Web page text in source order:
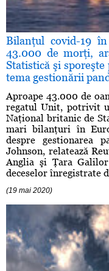
Bilanţul covid-19
43.000 de morţi,
Statistică şi
tema gestionării
Aproape 43.000 de
regatul Unit, potrivit
Naţional britanic de
mari bilanţuri în
despre gestionarea
Johnson, relatează
Anglia şi Ţara
deceselor înregistrate
(19 mai 2020)